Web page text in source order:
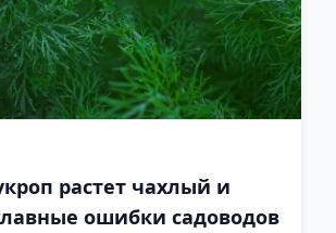
растет чахлый и
ошибки садоводов